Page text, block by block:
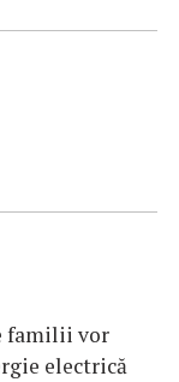
familii vor
electrică